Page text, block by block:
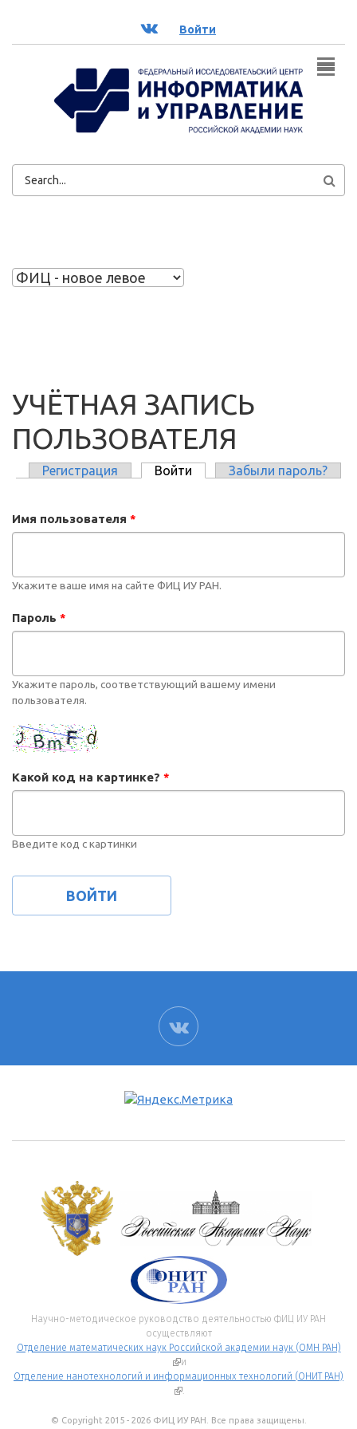
ВК Войти
ФОРМА
УЧЁТНАЯ ЗАПИСЬ
ПОЛЬЗОВАТЕЛЯ
Регистрация Войти (активная вкладка)
Забыли пароль?
Имя пользователя *
Укажите ваше имя на сайте ФИЦ ИУ РАН.
Пароль *
Укажите пароль, соответствующий вашему имени
пользователя.
Какой код на картинке? *
Введите код с картинки
ВК
Научно-методическое руководство деятельностью ФИЦ ИУ РАН
осуществляют
Отделение математических наук Российской академии наук (ОМН РАН)
(внешняя ссылка)
и
Отделение нанотехнологий и информационных технологий (ОНИТ РАН)
(внешняя ссылка)
.
© Copyright 2015 - 2026 ФИЦ ИУ РАН. Все права защищены.